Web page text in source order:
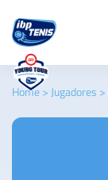
Home> Jugadores >